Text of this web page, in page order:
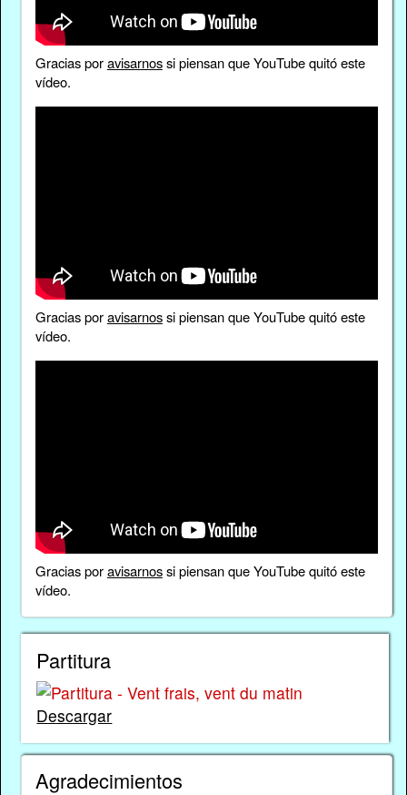
Gracias poravisarnossi piensan que YouTube quitó este
vídeo.
Gracias poravisarnossi piensan que YouTube quitó este
vídeo.
Gracias poravisarnossi piensan que YouTube quitó este
vídeo.
Partitura
Descargar
Agradecimientos